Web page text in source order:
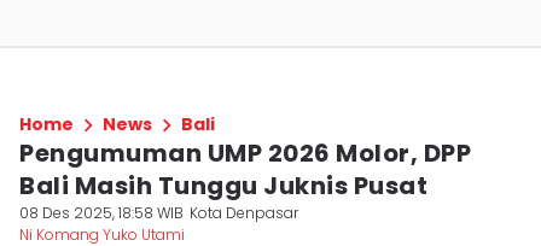
Home News Bali
Pengumuman UMP 2026 Molor, DPP
Bali Masih Tunggu Juknis Pusat
08 Des 2025, 18:58 WIB Kota Denpasar
Ni Komang Yuko Utami